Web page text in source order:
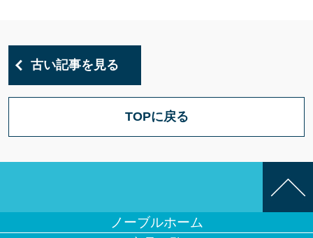
古い記事を見る
TOPに戻る
ノーブルホーム